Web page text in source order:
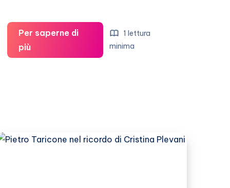
Per saperne di
piùE’
morto
1 lettura
minima